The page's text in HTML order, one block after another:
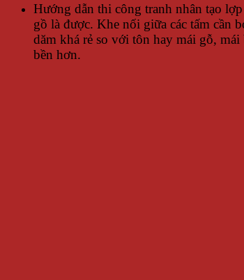
Hướng dẫn thi công tranh nhân tạo
gồ là được. Khe nối giữa các tấm cần
dăm khá rẻ so với tôn hay mái gỗ,
bền hơn.